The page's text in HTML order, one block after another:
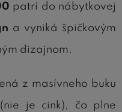
patrí do nábytkovej
a vyniká špičkovým
dizajnom.
z masívneho buku
je cink), čo plne